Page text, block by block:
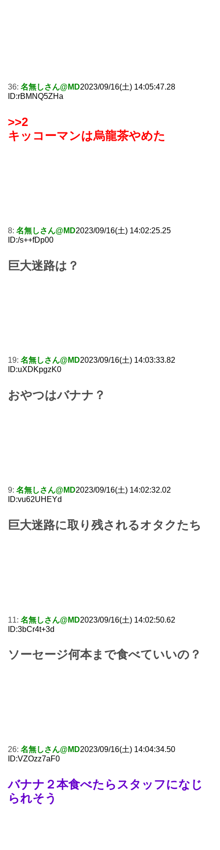
36: 名無しさん@MD2023/09/16(土) 14:05:47.28
ID:rBMNQ5ZHa
>>2
キッコーマンは烏龍茶やめた
8: 名無しさん@MD2023/09/16(土) 14:02:25.25
ID:/s++fDp00
巨大迷路は？
19: 名無しさん@MD2023/09/16(土) 14:03:33.82
ID:uXDKpgzK0
おやつはバナナ？
9: 名無しさん@MD2023/09/16(土) 14:02:32.02
ID:vu62UHEYd
巨大迷路に取り残されるオタクたち
11: 名無しさん@MD2023/09/16(土) 14:02:50.62
ID:3bCr4t+3d
ソーセージ何本まで食べていいの？
26: 名無しさん@MD2023/09/16(土) 14:04:34.50
ID:VZOzz7aF0
バナナ２本食べたらスタッフになじ
られそう